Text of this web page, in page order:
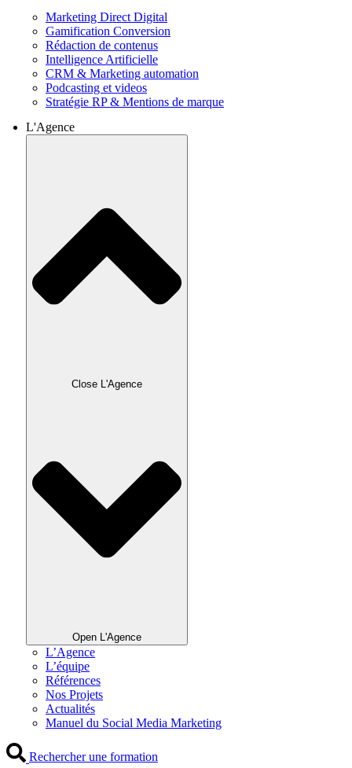
Marketing Direct Digital
Gamification Conversion
Rédaction de contenus
Intelligence Artificielle
CRM & Marketing automation
Podcasting et videos
Stratégie RP & Mentions de marque
L'Agence
Close L'Agence
Open L'Agence
L’Agence
L’équipe
Références
Nos Projets
Actualités
Manuel du Social Media Marketing
Rechercher une formation